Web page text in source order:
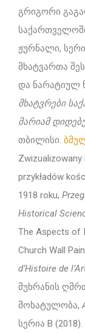
გრიგორი
ჟურნალი,
მხატვართა
და ნარატიულ
მხატვრები
მარიამ
თბილისი.
Zwizualizowany
przykładów
1918 roku,
Historical
The Aspects of
Church Wall
d’Histoire de
მუხრანის
მოხატულობა,
სერია B (2018).